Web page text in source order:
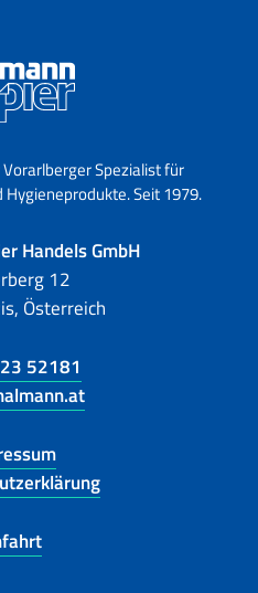
Spezialist für
Seit 1979.
Handels GmbH
12
Österreich
52181